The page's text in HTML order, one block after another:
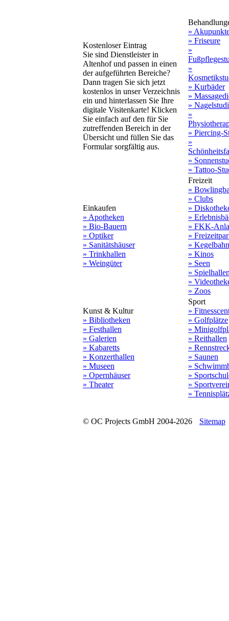
Kostenloser Eintrag
Sie sind Dienstleister in
Altenhof und passen in einen
der aufgeführten Bereiche?
Dann tragen Sie sich jetzt
kostenlos in unser Verzeichnis
ein und hinterlassen Sie Ihre
digitale Visitenkarte! Klicken
Sie einfach auf den für Sie
zutreffenden Bereich in der
Übersicht und füllen Sie das
Formular sorgfältig aus.
»
» Friseure
»
»
» Kurbäder
»
»
»
» Piercing-
»
»
» Tattoo-
Einkaufen
» Apotheken
» Bio-Bauern
» Optiker
» Sanitätshäuser
» Trinkhallen
» Weingüter
Freizeit
»
» Clubs
»
»
» FKK-
»
»
» Kinos
» Seen
»
»
» Zoos
Kunst & Kultur
» Bibliotheken
» Festhallen
» Galerien
» Kabaretts
» Konzerthallen
» Museen
» Opernhäuser
» Theater
Sport
»
» Golfplätze
»
» Reithallen
»
» Saunen
»
»
»
»
© OC Projects GmbH 2004-2026 Sitemap